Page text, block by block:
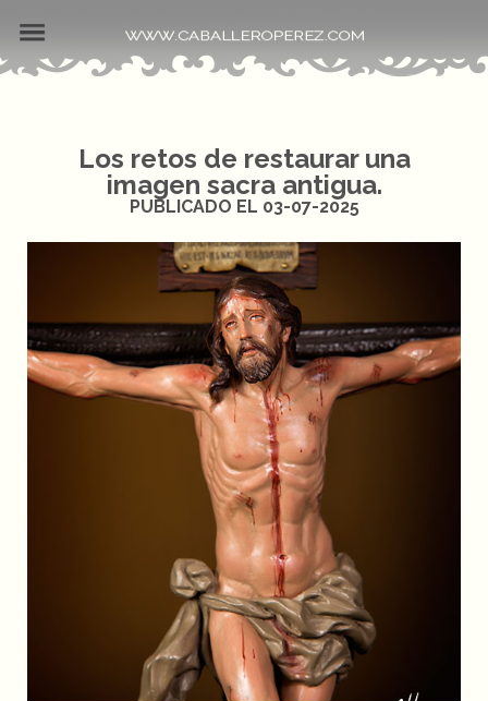
Los retos de restaurar una
imagen sacra antigua.
PUBLICADO EL 03-07-2025